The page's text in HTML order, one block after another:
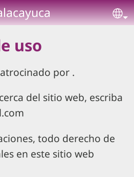
uso
por .
del sitio web, escriba
todo derecho de
en este sitio web